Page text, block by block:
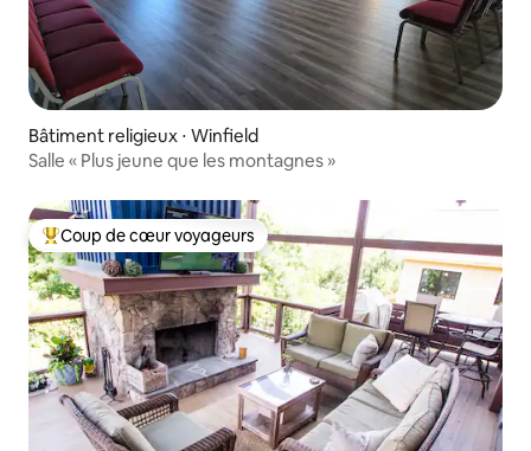
Bâtiment religieux ⋅ Winfield
Salle « Plus jeune que les montagnes »
Coups de cœur voyageurs les plus appréciés
Coup de cœur voyageurs